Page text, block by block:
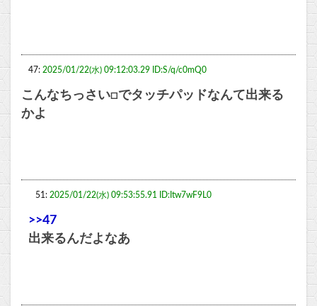
47: 2025/01/22(水) 09:12:03.29 ID:S/q/c0mQ0
こんなちっさい□でタッチパッドなんて出来る
かよ
51: 2025/01/22(水) 09:53:55.91 ID:Itw7wF9L0
>>47
出来るんだよなあ